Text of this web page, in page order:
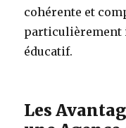
cohérente et
particulièrement
éducatif.
Les